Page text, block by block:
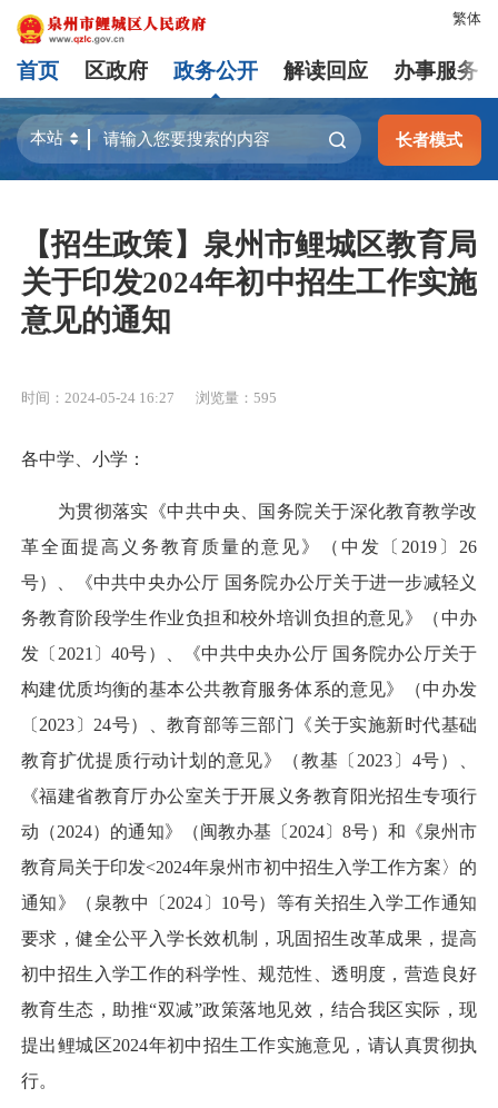
繁体
首页 区政府 政务公开 解读回应 办事服务
长者模式
【招生政策】泉州市鲤城区教育局
关于印发2024年初中招生工作实施
意见的通知
时间：2024-05-24 16:27 浏览量： 595
各中学、小学：
为贯彻落实《中共中央、国务院关于深化教育教学改
革全面提高义务教育质量的意见》（中发〔2019〕26
号）、《中共中央办公厅 国务院办公厅关于进一步减轻义
务教育阶段学生作业负担和校外培训负担的意见》（中办
发〔2021〕40号）、《中共中央办公厅 国务院办公厅关于
构建优质均衡的基本公共教育服务体系的意见》（中办发
〔2023〕24号）、教育部等三部门《关于实施新时代基础
教育扩优提质行动计划的意见》（教基〔2023〕4号）、
《福建省教育厅办公室关于开展义务教育阳光招生专项行
动（2024）的通知》（闽教办基〔2024〕8号）和《泉州市
教育局关于印发<2024年泉州市初中招生入学工作方案〉的
通知》（泉教中〔2024〕10号）等有关招生入学工作通知
要求，健全公平入学长效机制，巩固招生改革成果，提高
初中招生入学工作的科学性、规范性、透明度，营造良好
教育生态，助推“双减”政策落地见效，结合我区实际，现
提出鲤城区2024年初中招生工作实施意见，请认真贯彻执
行。